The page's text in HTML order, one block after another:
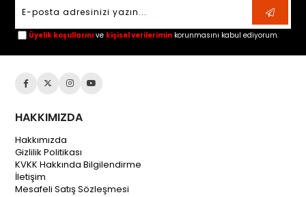
Üyelik koşullarını ve kişisel verilerimin korunmasını kabul ediyorum.
HAKKIMIZDA
Hakkımızda
Gizlilik Politikası
KVKK Hakkında Bilgilendirme
İletişim
Mesafeli Satış Sözleşmesi